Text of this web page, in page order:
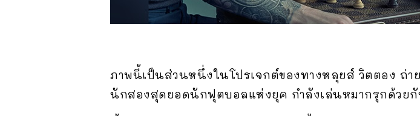
ภาพนี้เป็นส่วนหนึ่งในโปรเจกต์ของทางหลุยส์ วิตตอง ถ่า
นักสองสุดยอดนักฟุตบอลแห่งยุค กำลังเล่นหมากรุกด้วย